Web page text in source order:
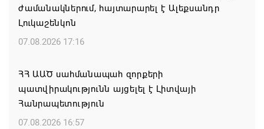
ժամանակներում, հայտարարել է Ալեքսանդր
Լուկաշենկոն
07.08.2026 17:16
ՀՀ ԱԱԾ սահմանապահ զորքերի
պատվիրակությունն այցելել է Լիտվայի
Հանրապետություն
07.08.2026 16:57